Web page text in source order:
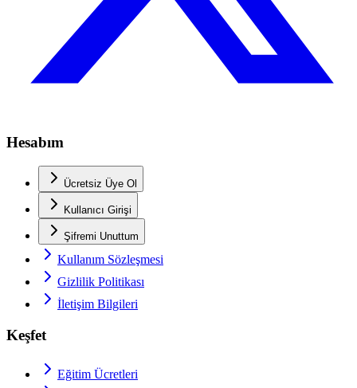
Hesabım
Ücretsiz Üye Ol
Kullanıcı Girişi
Şifremi Unuttum
Kullanım Sözleşmesi
Gizlilik Politikası
İletişim Bilgileri
Keşfet
Eğitim Ücretleri